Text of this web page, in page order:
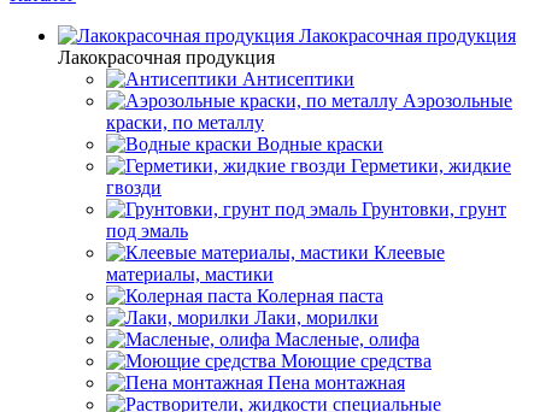
Лакокрасочная продукция
Лакокрасочная продукция
Антисептики
Аэрозольные
краски, по металлу
Водные краски
Герметики, жидкие
гвозди
Грунтовки, грунт
под эмаль
Клеевые
материалы, мастики
Колерная паста
Лаки, морилки
Масленые, олифа
Моющие средства
Пена монтажная